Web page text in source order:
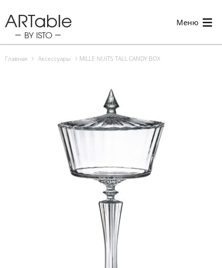
Меню
Главная Аксессуары MILLE NUITS TALL CANDY BOX